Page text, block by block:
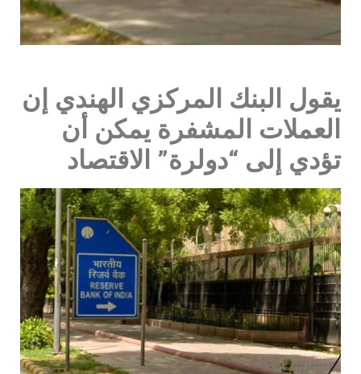
يقول البنك المركزي الهندي إن
العملات المشفرة يمكن أن
تؤدي إلى “دولرة” الاقتصاد